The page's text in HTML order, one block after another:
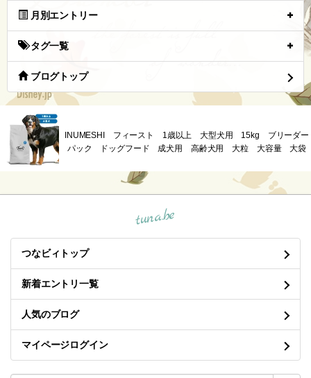
月別エントリー
タグ一覧
ブログトップ
INUMESHI フィースト 1歳以上 大型犬用 15kg ブリーダー
パック ドッグフード 成犬用 高齢犬用 大粒 大容量 大袋
tuna.be
つなビィトップ
新着エントリ一覧
人気のブログ
マイページログイン